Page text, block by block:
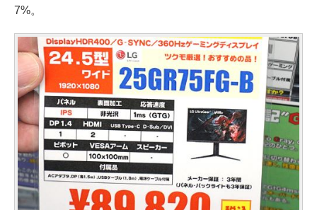
7%。